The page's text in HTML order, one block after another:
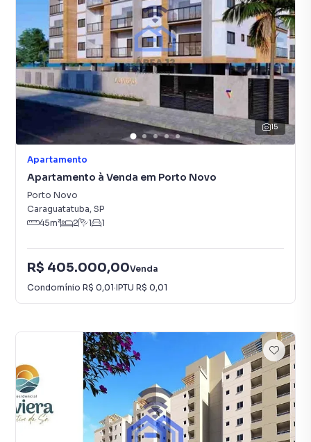
15
Apartamento
Apartamento à Venda em Porto Novo
Porto Novo
Caraguatatuba, SP
45m² 2 1 1
R$ 405.000,00Venda
Condomínio R$ 0,01·IPTU R$ 0,01